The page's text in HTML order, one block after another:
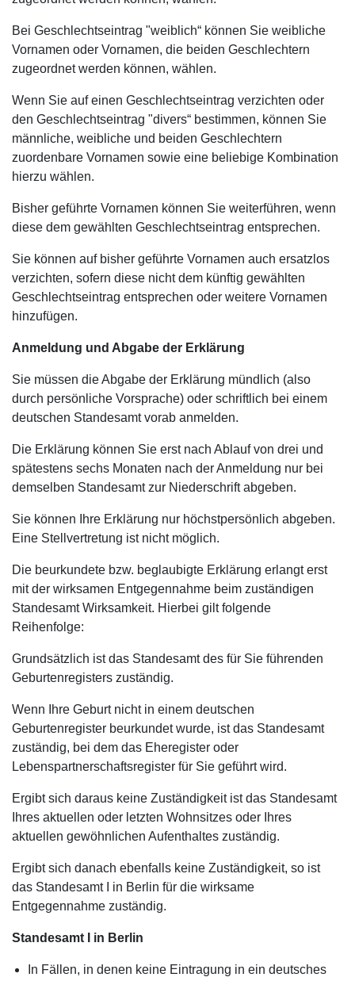
Bei Geschlechtseintrag "weiblich“ können Sie weibliche
Vornamen oder Vornamen, die beiden Geschlechtern
zugeordnet werden können, wählen.
Wenn Sie auf einen Geschlechtseintrag verzichten oder
den Geschlechtseintrag "divers“ bestimmen, können Sie
männliche, weibliche und beiden Geschlechtern
zuordenbare Vornamen sowie eine beliebige Kombination
hierzu wählen.
Bisher geführte Vornamen können Sie weiterführen, wenn
diese dem gewählten Geschlechtseintrag entsprechen.
Sie können auf bisher geführte Vornamen auch ersatzlos
verzichten, sofern diese nicht dem künftig gewählten
Geschlechtseintrag entsprechen oder weitere Vornamen
hinzufügen.
Anmeldung und Abgabe der Erklärung
Sie müssen die Abgabe der Erklärung mündlich (also
durch persönliche Vorsprache) oder schriftlich bei einem
deutschen Standesamt vorab anmelden.
Die Erklärung können Sie erst nach Ablauf von drei und
spätestens sechs Monaten nach der Anmeldung nur bei
demselben Standesamt zur Niederschrift abgeben.
Sie können Ihre Erklärung nur höchstpersönlich abgeben.
Eine Stellvertretung ist nicht möglich.
Die beurkundete bzw. beglaubigte Erklärung erlangt erst
mit der wirksamen Entgegennahme beim zuständigen
Standesamt Wirksamkeit. Hierbei gilt folgende
Reihenfolge:
Grundsätzlich ist das Standesamt des für Sie führenden
Geburtenregisters zuständig.
Wenn Ihre Geburt nicht in einem deutschen
Geburtenregister beurkundet wurde, ist das Standesamt
zuständig, bei dem das Eheregister oder
Lebenspartnerschaftsregister für Sie geführt wird.
Ergibt sich daraus keine Zuständigkeit ist das Standesamt
Ihres aktuellen oder letzten Wohnsitzes oder Ihres
aktuellen gewöhnlichen Aufenthaltes zuständig.
Ergibt sich danach ebenfalls keine Zuständigkeit, so ist
das Standesamt I in Berlin für die wirksame
Entgegennahme zuständig.
Standesamt I in Berlin
In Fällen, in denen keine Eintragung in ein deutsches